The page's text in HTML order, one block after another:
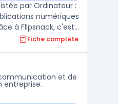
par Ordinateur :
numériques
à Flipsnack, c'est
de PAO pour créer
Fiche complète
et de
entreprise.